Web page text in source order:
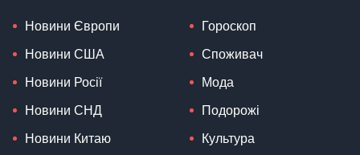
Новини Європи
Новини США
Новини Росії
Новини СНД
Новини Китаю
Гороскоп
Споживач
Мода
Подорожі
Культура